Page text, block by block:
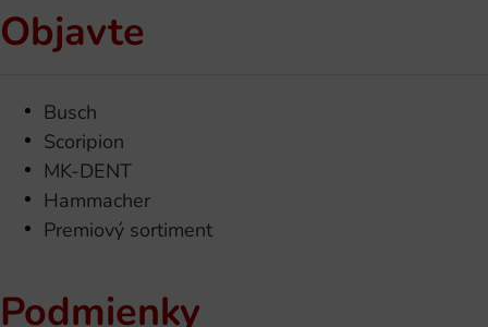
Objavte
Busch
Scoripion
MK-DENT
Hammacher
Premiový sortiment
Podmienky